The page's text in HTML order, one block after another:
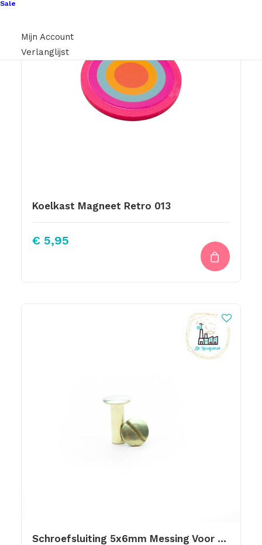
Sale
Mijn Account
Verlanglijst
Koelkast Magneet Retro 013
€ 5,95
Schroefsluiting 5x6mm Messing Voor Tas Hengsels Of Voor Leren Labels Te Bevestigen.